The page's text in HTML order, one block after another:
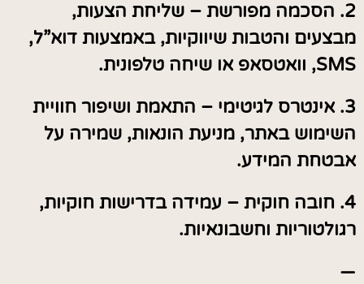
2. הסכמה מפורשת – שליחת הצעות,
מבצעים והטבות שיווקיות, באמצעות דוא”ל,
SMS, וואטסאפ או שיחה טלפונית.
3. אינטרס לגיטימי – התאמת ושיפור חוויית
השימוש באתר, מניעת הונאות, שמירה על
אבטחת המידע.
4. חובה חוקית – עמידה בדרישות חוקיות,
רגולטוריות וחשבונאיות.
—